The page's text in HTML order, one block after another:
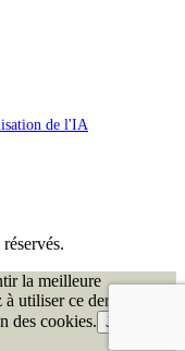
de l'IA
la meilleure
utiliser ce dernier, nous
des cookies. J'accepte